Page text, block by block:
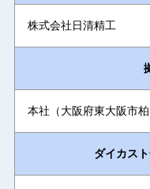
株式会社日清精工
本社（大阪府東大阪市柏
ダイカス